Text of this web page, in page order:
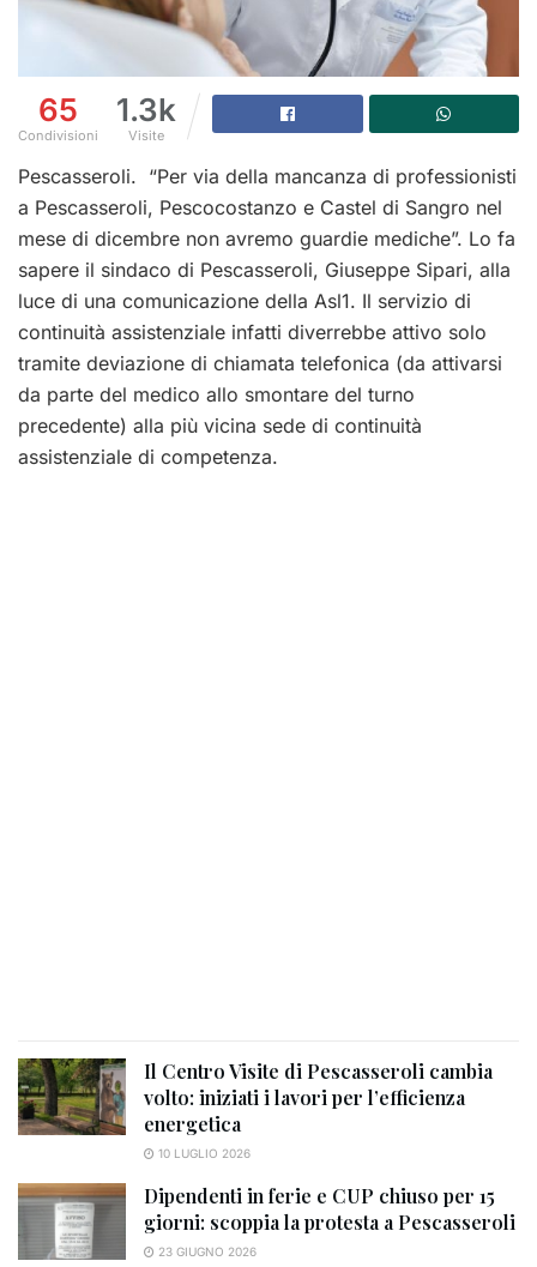
65
Condivisioni
1.3k
Visite
Pescasseroli. “Per via della mancanza di professionisti
a Pescasseroli, Pescocostanzo e Castel di Sangro nel
mese di dicembre non avremo guardie mediche”. Lo fa
sapere il sindaco di Pescasseroli, Giuseppe Sipari, alla
luce di una comunicazione della Asl1. Il servizio di
continuità assistenziale infatti diverrebbe attivo solo
tramite deviazione di chiamata telefonica (da attivarsi
da parte del medico allo smontare del turno
precedente) alla più vicina sede di continuità
assistenziale di competenza.
Il Centro Visite di Pescasseroli cambia
volto: iniziati i lavori per l’efficienza
energetica
10 LUGLIO 2026
Dipendenti in ferie e CUP chiuso per 15
giorni: scoppia la protesta a Pescasseroli
23 GIUGNO 2026